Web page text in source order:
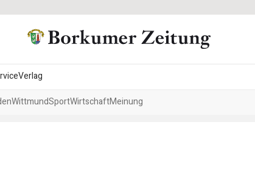
Verlag
WittmundSportWirtschaftMeinung